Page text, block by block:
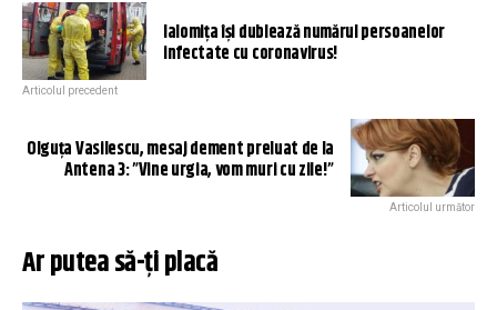
Ialomița își dublează numărul persoanelor
infectate cu coronavirus!
Articolul precedent
Olguța Vasilescu, mesaj dement preluat de la
Antena 3: ”Vine urgia, vom muri cu zile!”
Articolul următor
Ar putea să-ți placă